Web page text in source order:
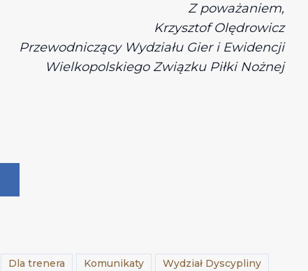
Z poważaniem,
Krzysztof Olędrowicz
Przewodniczący Wydziału Gier i Ewidencji
Wielkopolskiego Związku Piłki Nożnej
Dla trenera Komunikaty Wydział Dyscypliny